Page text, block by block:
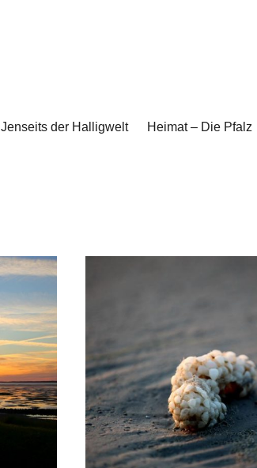
Jenseits der Halligwelt Heimat – Die Pfalz